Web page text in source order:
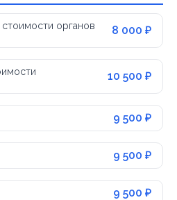
органов
8 000 ₽
10 500 ₽
9 500 ₽
9 500 ₽
9 500 ₽